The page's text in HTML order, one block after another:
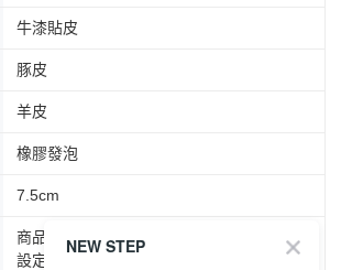
牛漆貼皮
豚皮
羊皮
橡膠發泡
7.5cm
商品圖片顏色會因拍攝燈光環境或個人螢幕
設定不同，而造成部份色差現象，顏色以實
NEW STEP